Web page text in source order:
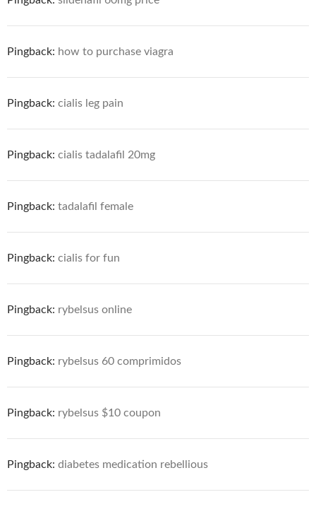
Pingback: how to purchase viagra
Pingback: cialis leg pain
Pingback: cialis tadalafil 20mg
Pingback: tadalafil female
Pingback: cialis for fun
Pingback: rybelsus online
Pingback: rybelsus 60 comprimidos
Pingback: rybelsus $10 coupon
Pingback: diabetes medication rebellious